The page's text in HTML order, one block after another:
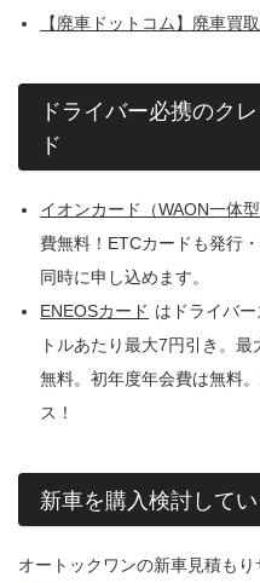
【廃車ドットコム】廃車買
ドライバー必携のク
ド
イオンカード（WAON一体型
費無料！ETCカードも発行
同時に申し込めます。
ENEOSカード はドライバ
トルあたり最大7円引き。
無料。初年度年会費は無料
ス！
新車を購入検討して
オートックワンの新車見積もり